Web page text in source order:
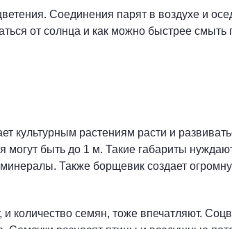
Соединения парят в воздухе и
от солнца и как можно быстрее смыть
культурным растениям расти и
могут быть до 1 м. Такие габариты
Также борщевик создает
количество семян, тоже впечатляют.